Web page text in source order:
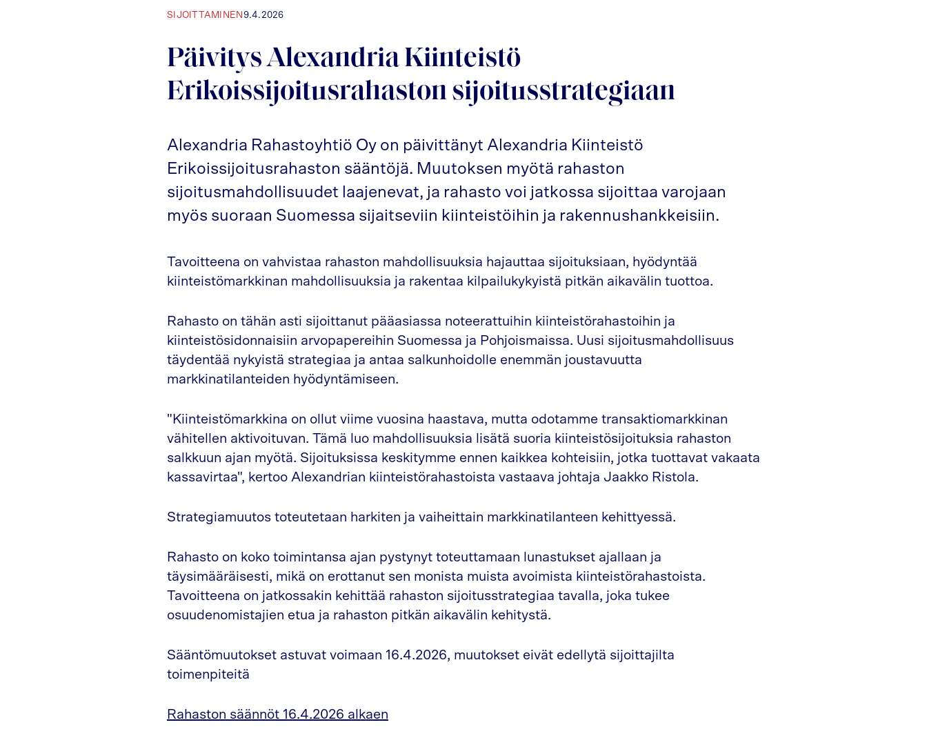
SIJOITTAMINEN 9.4.2026
Päivitys Alexandria Kiinteistö
Erikoissijoitusrahaston sijoitusstrategiaan
Alexandria Rahastoyhtiö Oy on päivittänyt Alexandria Kiinteistö
Erikoissijoitusrahaston sääntöjä. Muutoksen myötä rahaston
sijoitusmahdollisuudet laajenevat, ja rahasto voi jatkossa sijoittaa varojaan
myös suoraan Suomessa sijaitseviin kiinteistöihin ja rakennushankkeisiin.
Tavoitteena on vahvistaa rahaston mahdollisuuksia hajauttaa sijoituksiaan, hyödyntää
kiinteistömarkkinan mahdollisuuksia ja rakentaa kilpailukykyistä pitkän aikavälin tuottoa.
Rahasto on tähän asti sijoittanut pääasiassa noteerattuihin kiinteistörahastoihin ja
kiinteistösidonnaisiin arvopapereihin Suomessa ja Pohjoismaissa. Uusi sijoitusmahdollisuus
täydentää nykyistä strategiaa ja antaa salkunhoidolle enemmän joustavuutta
markkinatilanteiden hyödyntämiseen.
"Kiinteistömarkkina on ollut viime vuosina haastava, mutta odotamme transaktiomarkkinan
vähitellen aktivoituvan. Tämä luo mahdollisuuksia lisätä suoria kiinteistösijoituksia rahaston
salkkuun ajan myötä. Sijoituksissa keskitymme ennen kaikkea kohteisiin, jotka tuottavat vakaata
kassavirtaa", kertoo Alexandrian kiinteistörahastoista vastaava johtaja Jaakko Ristola.
Strategiamuutos toteutetaan harkiten ja vaiheittain markkinatilanteen kehittyessä.
Rahasto on koko toimintansa ajan pystynyt toteuttamaan lunastukset ajallaan ja
täysimääräisesti, mikä on erottanut sen monista muista avoimista kiinteistörahastoista.
Tavoitteena on jatkossakin kehittää rahaston sijoitusstrategiaa tavalla, joka tukee
osuudenomistajien etua ja rahaston pitkän aikavälin kehitystä.
Sääntömuutokset astuvat voimaan 16.4.2026, muutokset eivät edellytä sijoittajilta
toimenpiteitä
Rahaston säännöt 16.4.2026 alkaen